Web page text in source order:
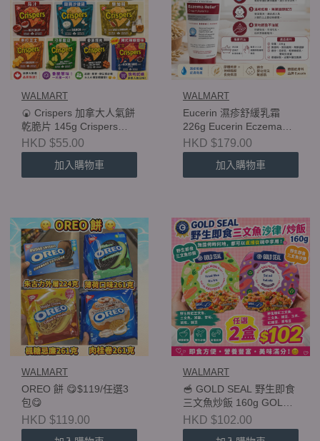
WALMART
🍘 Crispers 加拿大人氣餅
乾脆片 145g Crispers
Baked Snacks 145g
HKD $55.00
加入購物車
WALMART
Eucerin 濕疹舒緩乳霜
226g Eucerin Eczema
Relief Cream 226g
HKD $179.00
加入購物車
WALMART
OREO 餅 😋$119/任選3
包😋
HKD $119.00
WALMART
🥣 GOLD SEAL 野生即食
三文魚炒飯 160g GOLD
SEAL Wild Ready-to-Eat
Salmon Fried Rice 160g
HKD $102.00